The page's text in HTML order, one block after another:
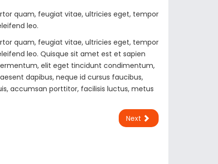
quam, feugiat vitae, ultricies eget, tempor
leo.
quam, feugiat vitae, ultricies eget, tempor
leo. Quisque sit amet est et sapien
elit eget tincidunt condimentum,
dapibus, neque id cursus faucibus,
accumsan porttitor, facilisis luctus, metus
Next